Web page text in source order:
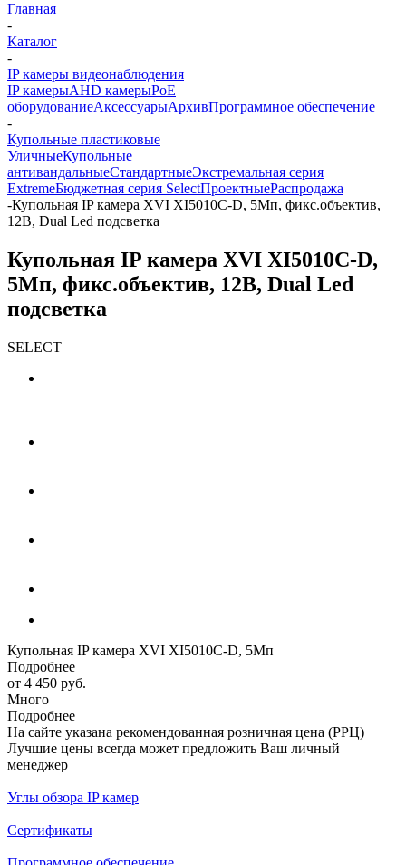
Главная
-
Каталог
-
IP камеры видеонаблюдения
IP камерыAHD камерыPoE
оборудованиеАксессуарыАрхивПрограммное обеспечение
-
Купольные пластиковые
УличныеКупольные
антивандальныеСтандартныеЭкстремальная серия
ExtremeБюджетная серия SelectПроектныеРаспродажа
-Купольная IP камера XVI XI5010C-D, 5Мп, фикс.объектив,
12В, Dual Led подсветка
Купольная IP камера XVI XI5010C-D,
5Мп, фикс.объектив, 12В, Dual Led
подсветка
SELECT
Купольная IP камера XVI XI5010C-D, 5Мп
Подробнее
от 4 450 руб.
Много
Подробнее
На сайте указана рекомендованная розничная цена (РРЦ)
Лучшие цены всегда может предложить Ваш личный
менеджер
Углы обзора IP камер
Сертификаты